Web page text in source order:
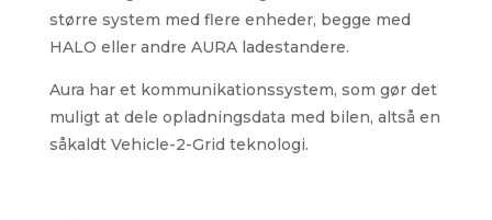
større system med flere enheder, begge med
HALO eller andre AURA ladestandere.
Aura har et kommunikationssystem, som gør det
muligt at dele opladningsdata med bilen, altså en
såkaldt Vehicle-2-Grid teknologi.